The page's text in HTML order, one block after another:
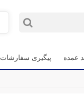
عمده پیگیری سفارشات